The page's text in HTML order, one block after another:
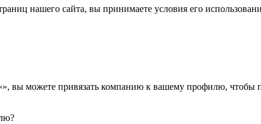
нашего сайта, вы принимаете условия его
», вы можете привязать компанию к вашему профилю, чтобы